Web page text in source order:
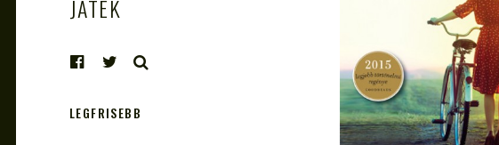
JÁTÉK
LEGFRISEBB